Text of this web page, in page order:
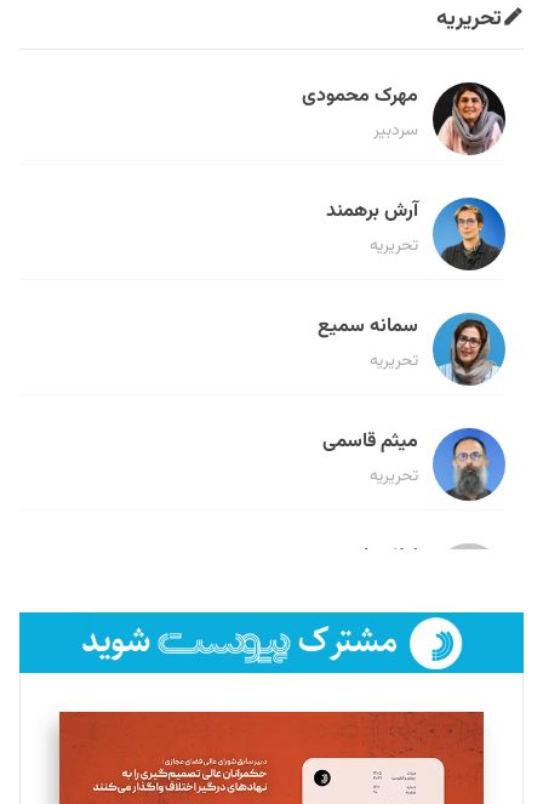
تحریریه
مهرک محمودی
سردبیر
آرش برهمند
تحریریه
سمانه سمیع
تحریریه
میثم قاسمی
تحریریه
لیلا حنارود
فائزه فتحی رستمی
تحریریه
سروش کرمیان